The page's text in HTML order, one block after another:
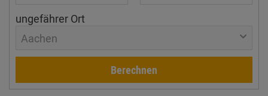
ungefährer Ort
Aachen
Berechnen